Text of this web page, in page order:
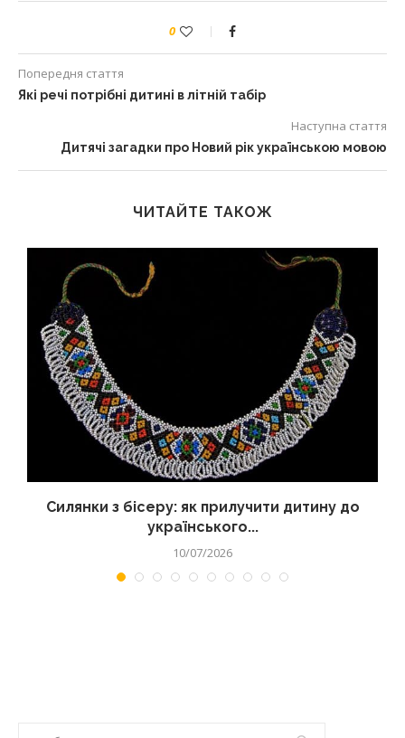
0
Попередня стаття
Які речі потрібні дитині в літній табір
Наступна стаття
Дитячі загадки про Новий рік українською мовою
ЧИТАЙТЕ ТАКОЖ
Силянки з бісеру: як прилучити дитину до
українського...
10/07/2026